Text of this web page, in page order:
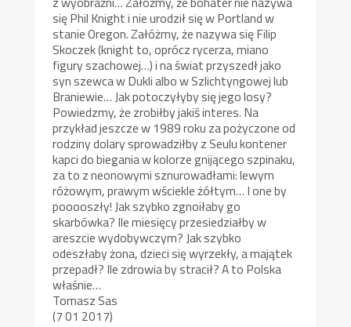
się Phil Knight i nie urodził się w Portland w
stanie Oregon. Załóżmy, że nazywa się Filip
Skoczek (knight to, oprócz rycerza, miano
figury szachowej…) i na świat przyszedł jako
syn szewca w Dukli albo w Szlichtyngowej lub
Braniewie… Jak potoczyłyby się jego losy?
Powiedzmy, że zrobiłby jakiś interes. Na
przykład jeszcze w 1989 roku za pożyczone od
rodziny dolary sprowadziłby z Seulu kontener
kapci do biegania w kolorze gnijącego szpinaku,
za to z neonowymi sznurowadłami: lewym
różowym, prawym wściekle żółtym… I one by
pooooszły! Jak szybko zgnoiłaby go
skarbówka? Ile miesięcy przesiedziałby w
areszcie wydobywczym? Jak szybko
odeszłaby żona, dzieci się wyrzekły, a majątek
przepadł? Ile zdrowia by stracił? A to Polska
właśnie…
Tomasz Sas
(7 01 2017)